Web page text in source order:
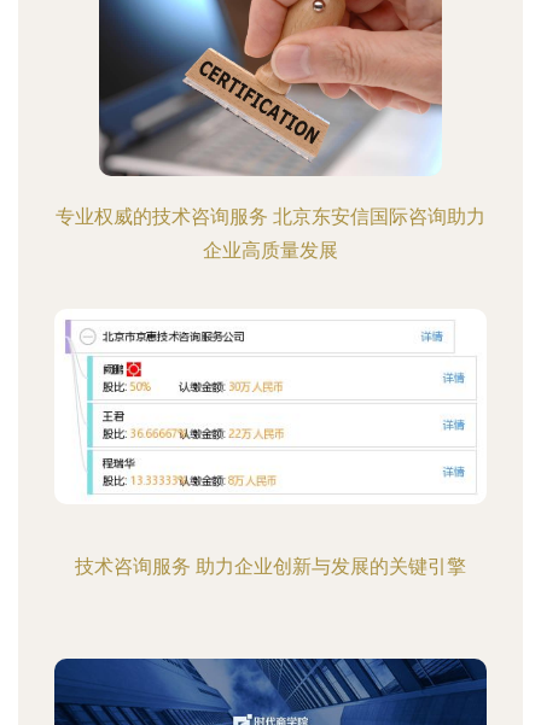
专业权威的技术咨询服务 北京东安信国际咨询助力
企业高质量发展
技术咨询服务 助力企业创新与发展的关键引擎